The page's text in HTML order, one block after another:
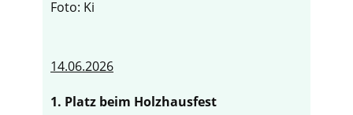
Foto: Ki
14.06.2026
1. Platz beim Holzhausfest